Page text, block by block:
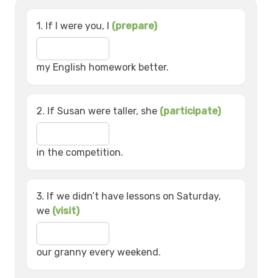
1. If I were you, I (prepare)
my English homework better.
2. If Susan were taller, she (participate)
in the competition.
3. If we didn’t have lessons on Saturday,
we (visit)
our granny every weekend.